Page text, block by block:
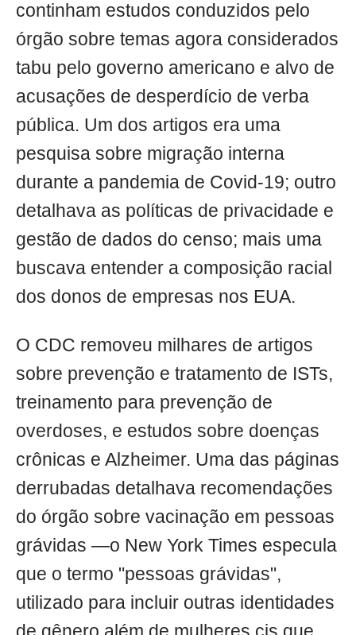
continham estudos conduzidos pelo
órgão sobre temas agora considerados
tabu pelo governo americano e alvo de
acusações de desperdício de verba
pública. Um dos artigos era uma
pesquisa sobre migração interna
durante a pandemia de Covid-19; outro
detalhava as políticas de privacidade e
gestão de dados do censo; mais uma
buscava entender a composição racial
dos donos de empresas nos EUA.
O CDC removeu milhares de artigos
sobre prevenção e tratamento de ISTs,
treinamento para prevenção de
overdoses, e estudos sobre doenças
crônicas e Alzheimer. Uma das páginas
derrubadas detalhava recomendações
do órgão sobre vacinação em pessoas
grávidas —o New York Times especula
que o termo "pessoas grávidas",
utilizado para incluir outras identidades